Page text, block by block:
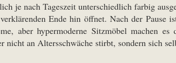
je nach Tageszeit unterschiedlich farbig
Ende hin öffnet. Nach der
aber hypermoderne Sitzmöbel machen
nicht an Altersschwäche stirbt, sondern sich